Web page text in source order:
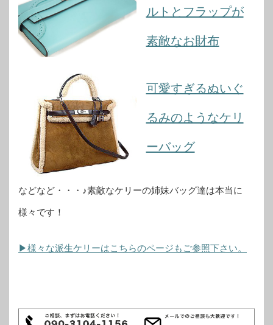
ルトとフラップが
素敵なお財布
可愛すぎるぬいぐ
るみのようなケリ
ーバッグ
などなど・・・♪素敵なケリーの姉妹バッグ達は本当に
様々です！
▶様々な派生ケリーはこちらのページもご参照下さい。